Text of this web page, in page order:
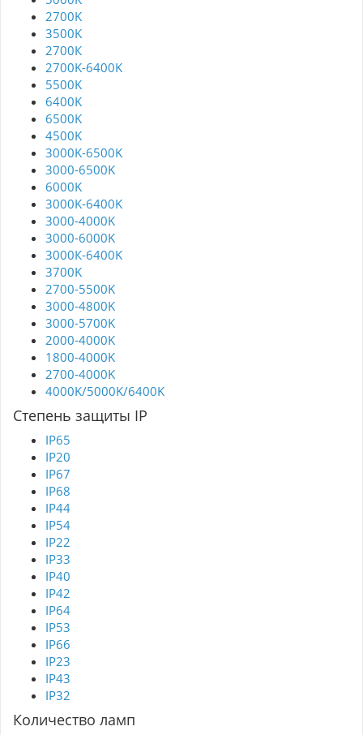
2700K
3500K
2700К
2700K-6400K
5500K
6400K
6500K
4500K
3000K-6500K
3000-6500K
6000K
3000K-6400K
3000-4000K
3000-6000K
3000К-6400K
3700K
2700-5500K
3000-4800K
3000-5700K
2000-4000K
1800-4000K
2700-4000K
4000K/5000K/6400K
Степень защиты IP
IP65
IP20
IP67
IP68
IP44
IP54
IP22
IP33
IP40
IP42
IP64
IP53
IP66
IP23
IP43
IP32
Количество ламп